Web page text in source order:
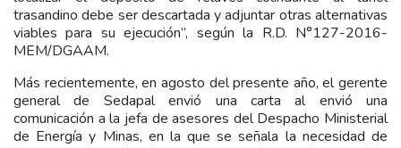
trasandino debe ser descartada y adjuntar otras alternativas
viables para su ejecución”, según la R.D. N°127-2016-
MEM/DGAAM.
Más recientemente, en agosto del presente año, el gerente
general de Sedapal envió una carta al envió una
comunicación a la jefa de asesores del Despacho Ministerial
de Energía y Minas, en la que se señala la necesidad de